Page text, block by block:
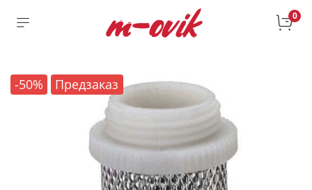
0
-50% Предзаказ